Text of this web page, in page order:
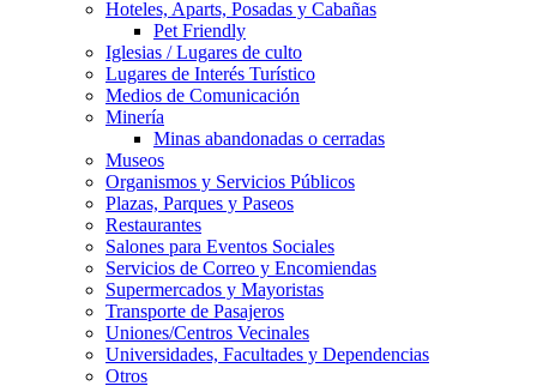
Hoteles, Aparts, Posadas y Cabañas
Pet Friendly
Iglesias / Lugares de culto
Lugares de Interés Turístico
Medios de Comunicación
Minería
Minas abandonadas o cerradas
Museos
Organismos y Servicios Públicos
Plazas, Parques y Paseos
Restaurantes
Salones para Eventos Sociales
Servicios de Correo y Encomiendas
Supermercados y Mayoristas
Transporte de Pasajeros
Uniones/Centros Vecinales
Universidades, Facultades y Dependencias
Otros